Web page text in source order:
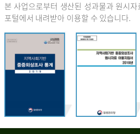
본 사업으로부터 생산된 성과물과 원시
포털에서 내려받아 이용할 수 있습니다.